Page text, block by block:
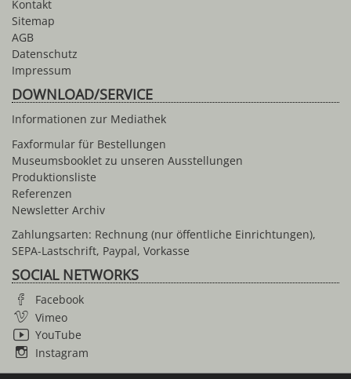
Kontakt
Sitemap
AGB
Datenschutz
Impressum
DOWNLOAD/SERVICE
Informationen zur Mediathek
Faxformular für Bestellungen
Museumsbooklet zu unseren Ausstellungen
Produktionsliste
Referenzen
Newsletter Archiv
Zahlungsarten: Rechnung (nur öffentliche Einrichtungen),
SEPA-Lastschrift, Paypal, Vorkasse
SOCIAL NETWORKS
Facebook
Vimeo
YouTube
Instagram